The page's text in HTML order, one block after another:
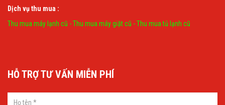
Dịch vụ thu mua :
Thu mua máy lạnh cũ -Thu mua máy giặt cũ -Thu mua tủ lạnh cũ
HỖ TRỢ TƯ VẤN MIỄN PHÍ